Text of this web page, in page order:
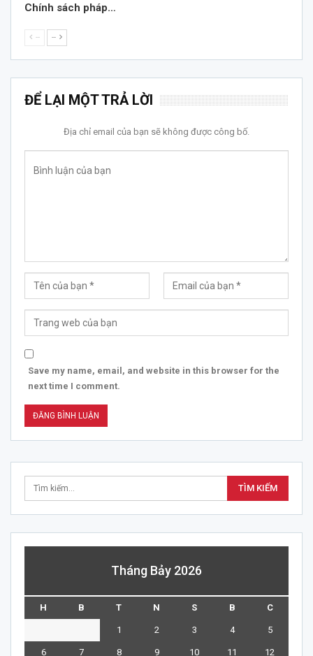
Chính sách pháp…
-- --
ĐỂ LẠI MỘT TRẢ LỜI
Địa chỉ email của bạn sẽ không được công bố.
Save my name, email, and website in this browser for the
next time I comment.
Tháng Bảy 2026
H B T N S B C
1 2 3 4 5
6 7 8 9 10 11 12